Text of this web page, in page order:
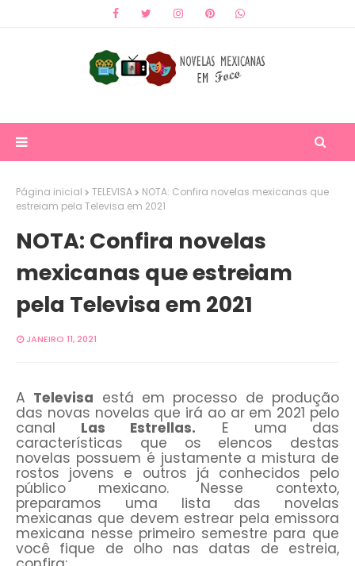
Página inicial TELEVISA
NOTA: Confira novelas mexicanas que
estreiam pela Televisa em 2021
NOTA: Confira novelas
mexicanas que estreiam
pela Televisa em 2021
JANEIRO 11, 2021
A Televisa está em processo de produção
das novas novelas que irá ao ar em 2021 pelo
canal Las Estrellas. E uma das
características que os elencos destas
novelas possuem é justamente a mistura de
rostos jovens e outros já conhecidos pelo
público mexicano. Nesse contexto,
preparamos uma lista das novelas
mexicanas que devem estrear pela emissora
mexicana nesse primeiro semestre para que
você fique de olho nas datas de estreia,